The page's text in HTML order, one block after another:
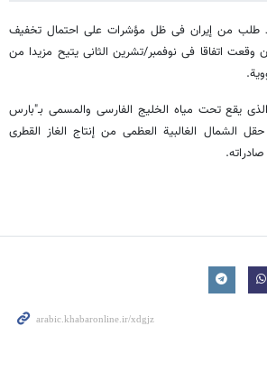
طلب من إیران فی ظل مؤشرات على احتمال تخفیف
وقعت اتفاقا فی نوفمبر/تشرین الثانی یتیح مزیدا من
یقع تحت میاه الخلیج الفارسی والمسمی بـ"بارس
الشمال الغالبیة العظمى من إنتاج الغاز القطری